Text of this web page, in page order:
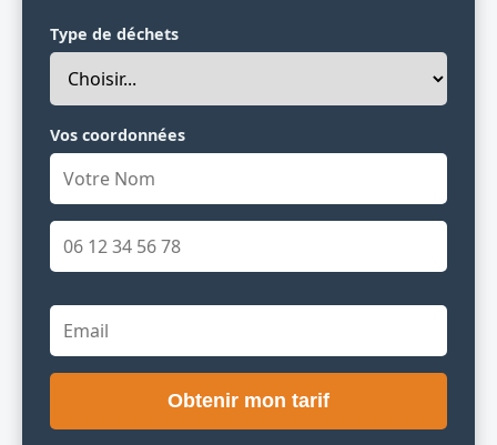
Type de déchets
Vos coordonnées
Obtenir mon tarif